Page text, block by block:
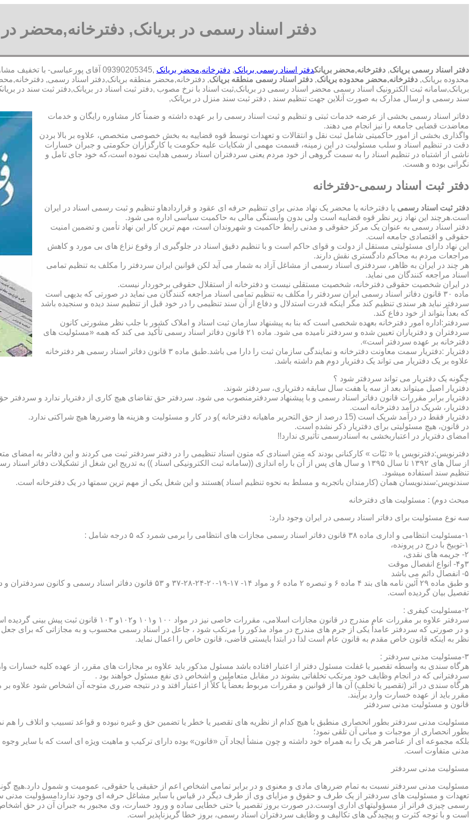
دفتر اسناد رسمی در بریانک, دفترخانه,محضر در
دفتر اسناد رسمی بریانک, دفترخانه,محضر بریانکدفتر اسناد رسمی بریانک, دفترخانه,محضر بریانک
,09390205345 آقای پورعباسی-
محدوده بریانک, دفترخانه,محضر محدوده بریانک, دفتر اسناد رسمی منطقه بریانک, دفترخانه,محضر منطقه بریانک,دفتر اسناد رسمی,
بریانک,سامانه ثبت الکترونیک اسناد رسمی محضر اسناد رسمی در بریانک,ثبت اسناد با نرخ مصوب ,دفتر ثبت اسناد در بریانک,دفتر ثبت سند در
سند رسمی و ارسال مدارک به صورت آنلاین جهت تنظیم سند , دفتر ثبت سند منزل در بریانک,
دفاتر اسناد رسمی بخشی از عرضه خدمات ثبتی و تنظیم و ثبت اسناد رسمی را بر عهده داشته و ضمناً کار مشاوره رایگان و خدمات
معاضدت قضایی جامعه را نیز انجام می دهند.
واگذاری بخشی از امور حاکمیتی شامل ثبت نقل و انتقالات و تعهدات توسط قوه قضاییه به بخش خصوصی متخصص، علاوه بر بالا بردن
دقت در تنظیم اسناد و سلب مسئولیت در این زمینه، قسمت مهمی از شکایات علیه حکومت یا کارگزاران حکومتی و جبران خسارات
ناشی از اشتباه در تنظیم اسناد را به سمت گروهی از خود مردم یعنی سردفتران اسناد رسمی هدایت نموده است،که خود جای تامل و
نگرانی بوده و هست.
دفتر ثبت اسناد رسمی-دفترخانه
دفتر ثبت اسناد رسمی یا دفترخانه یا محضر یک نهاد مدنی برای تنظیم حرفه ای عقود و قراردادهاو تنظیم و ثبت رسمی اسناد در ایران
است.هرچند این نهاد زیر نظر قوه قضاییه است ولی بدون وابستگی مالی به حاکمیت سیاسی اداره می شود.
دفتر اسناد رسمی به عنوان یک مرکز حقوقی و مدنی رابط حاکمیت و شهروندان است، مهم ترین کار این نهاد تأمین و تضمین امنیت
حقوقی و اقتصادی جامعه است.
این نهاد دارای مسئولیتی مستقل از دولت و قوای حاکم است و با تنظیم دقیق اسناد در جلوگیری از وقوع نزاع های بی مورد و کاهش
مراجعات مردم به محاکم دادگستری نقش دارند.
هر چند در ایران به ظاهر، سردفتری اسناد رسمی از مشاغل آزاد به شمار می آید لکن قوانین ایران سردفتر را مکلف به تنظیم تمامی
اسناد مراجعه کنندگان می نماید.
در ایران شخصیت حقوقی دفترخانه، شخصیت مستقلی نیست و دفترخانه از استقلال حقوقی برخوردار نیست.
ماده ۳۰ قانون دفاتر اسناد رسمی ایران سردفتر را مکلف به تنظیم تمامی اسناد مراجعه کنندگان می نماید در صورتی که بدیهی است
سردفتر نباید هر سندی تنظیم کند مگر اینکه قدرت استدلال و دفاع از آن سند تنظیمی را در خود قبل از تنظیم سند دیده و سنجیده باشد
که بعداً بتواند از خود دفاع کند.
سردفتر:اداره امور دفترخانه بعهده شخصی است که بنا به پیشنهاد سازمان ثبت اسناد و املاک کشور با جلب نظر مشورتی کانون
سردفتران و دفتریاران تعیین شده و سردفتر نامیده می شود. ماده ۲۱ قانون دفاتر اسناد رسمی تأکید می کند که همه «مسئولیت های
دفترخانه بر عهده سردفتر است».
دفتریار :دفتریار سمت معاونت دفترخانه و نمایندگی سازمان ثبت را دارا می باشد.طبق ماده ۳ قانون دفاتر اسناد رسمی هر دفترخانه
علاوه بر یک دفتریار می تواند یک دفتریار دوم هم داشته باشد.
چگونه یک دفتریار می تواند سردفتر شود ؟
دفتریار اصیل میتواند بعد از سه یا هفت سال سابقه دفتریاری، سردفتر شوند.
دفتریار برابر مقررات قانون دفاتر اسناد رسمی و با پیشنهاد سردفترمنصوب می شود. سردفتر حق تقاضای هیچ کاری از دفتریار ندارد و سردفتر
دفتریار، شریک درآمد دفترخانه است.
دفتریار فقط در درآمد شریک است (15 درصد از حق التحریر ماهیانه دفترخانه )و در کار و مسئولیت و هزینه ها وضررها هیچ شراکتی ندارد.
در قانون، هیچ مسئولیتی برای دفتریار ذکر نشده است.
امضای دفتریار در اعتباربخشی به اسنادرسمی تأثیری ندارد!!
دفترنویس:دفترنویس یا « ثبّات » کارکنانی بودند که متن اسنادی که متون اسناد تنظیمی را در دفتر سردفتر ثبت می کردند و این دفاتر به امضای
از سال های ۱۳۹۲ تا سال ۱۳۹۵ و سال های پس از آن با راه اندازی ((سامانه ثبت الکترونیکی اسناد )) به تدریج این شغل از تشکیلات
تنظیم سند استفاده میشود.
سندنویس:سندنویسان همان (کارمندان باتجربه و مسلط به نحوه تنظیم اسناد )هستند و این شغل یکی از مهم ترین سمتها در یک دفترخانه است.
مبحث دوم) : مسئولیت های دفترخانه
سه نوع مسئولیت برای دفاتر اسناد رسمی در ایران وجود دارد:
۱-مسئولیت انتظامی و اداری ماده ۳۸ قانون دفاتر اسناد رسمی مجازات های انتظامی را برمی شمرد که ۵ درجه شامل :
۱-توبیخ با درج در پرونده،
۲- جریمه های نقدی،
۳و۴- انواع انفصال موقت
۵- انفصال دائم می باشد
تفصیل بیان گردیده است.
۲-مسئولیت کیفری :
سردفتر علاوه بر مقررات عام مندرج در قانون مجازات اسلامی، مقررات خاصی نیز در مواد ۱۰۰ و۱۰۱ و۱۰۲و ۱۰۳ قانون ثبت پیش بینی گردیده است؛
و در صورتی که سردفتر عامداً یکی از جرم های مندرج در مواد مذکور را مرتکب شود ، جاعل در اسناد رسمی محسوب و به مجازاتی که برای
نظر به اینکه قانون خاص مقدم به قانون عام است لذا در ابتدا بایستی قاضی، قانون خاص را اعمال نماید.
۳-مسئولیت مدنی سردفتر :
هرگاه سندی به واسطه تقصیر یا غفلت مسئول دفتر از اعتبار افتاده باشد مسئول مذکور باید علاوه بر مجازات های مقرر، از عهده کلیه خسارات
سردفترانی که در انجام وظایف خود مرتکب تخلفاتی بشوند در مقابل متعاملین و اشخاص ذی نفع مسئول خواهند بود .
هرگاه سندی در اثر (تقصیر یا تخلف) آن ها از قوانین و مقررات مربوط بعضاً یا کلاً از اعتبار افتد و در نتیجه ضرری متوجه آن اشخاص شود علاوه بر
مقرر باید از عهده خسارت وارد برآیند.
قانون و مسئولیت مدنی سردفتر
مسئولیت مدنی سردفتر بطور انحصاری منطبق با هیچ کدام از نظریه های تقصیر یا خطر یا تضمین حق و غیره نبوده و قواعد تسبیب و اتلاف را هم
بطور انحصاری از موجبات و مبانی آن تلقی نمود؛
بلکه مجموعه ای از عناصر هر یک را به همراه خود داشته و چون منشأ ایجاد آن «قانون» بوده دارای ترکیب و ماهیت ویژه ای است که با سایر
مدنی متفاوت است.
مسئولیت مدنی سردفتر
مسئولیت مدنی سردفتر نسبت به تمام ضررهای مادی و معنوی و در برابر تمامی اشخاص اعم از حقیقی یا حقوقی، عمومیت و شمول دارد.هیچ
تعهدات و مسئولیت های سردفتر از یک طرف و حقوق و مزایای وی از طرف دیگر در قیاس با سایر مشاغل حرفه ای وجود ندارد!مسؤولیت مدنی
رسمی چیزی فراتر از مسؤولیتهای اداری اوست.در صورت بروز تقصیر یا حتی خطایی ساده و ورود خسارت، وی مجبور به جبران آن در حق اشخاص
است و با توجه کثرت و پیچیدگی های تکالیف و وظایف سردفتران اسناد رسمی، بروز خطا گریزناپذیر است.